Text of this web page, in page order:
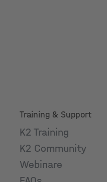
Training & Support
K2 Training
K2 Community
Webinare